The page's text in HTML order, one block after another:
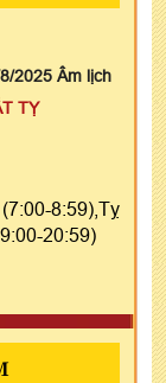
2025 Âm lịch
TỴ
8:59),Tỵ
20:59)